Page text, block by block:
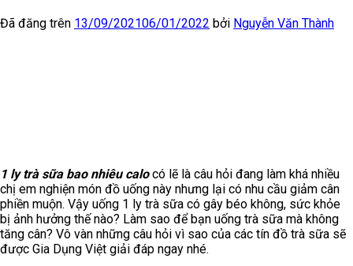
Đã đăng trên 13/09/202106/01/2022 bởi Nguyễn Văn Thành
1 ly trà sữa bao nhiêu calocó lẽ là câu hỏi đang làm khá nhiều
chị em nghiện món đồ uống này nhưng lại có nhu cầu giảm cân
phiền muộn. Vậy uống 1 ly trà sữa có gây béo không, sức khỏe
bị ảnh hưởng thế nào? Làm sao để bạn uống trà sữa mà không
tăng cân? Vô vàn những câu hỏi vì sao của các tín đồ trà sữa sẽ
được Gia Dụng Việt giải đáp ngay nhé.